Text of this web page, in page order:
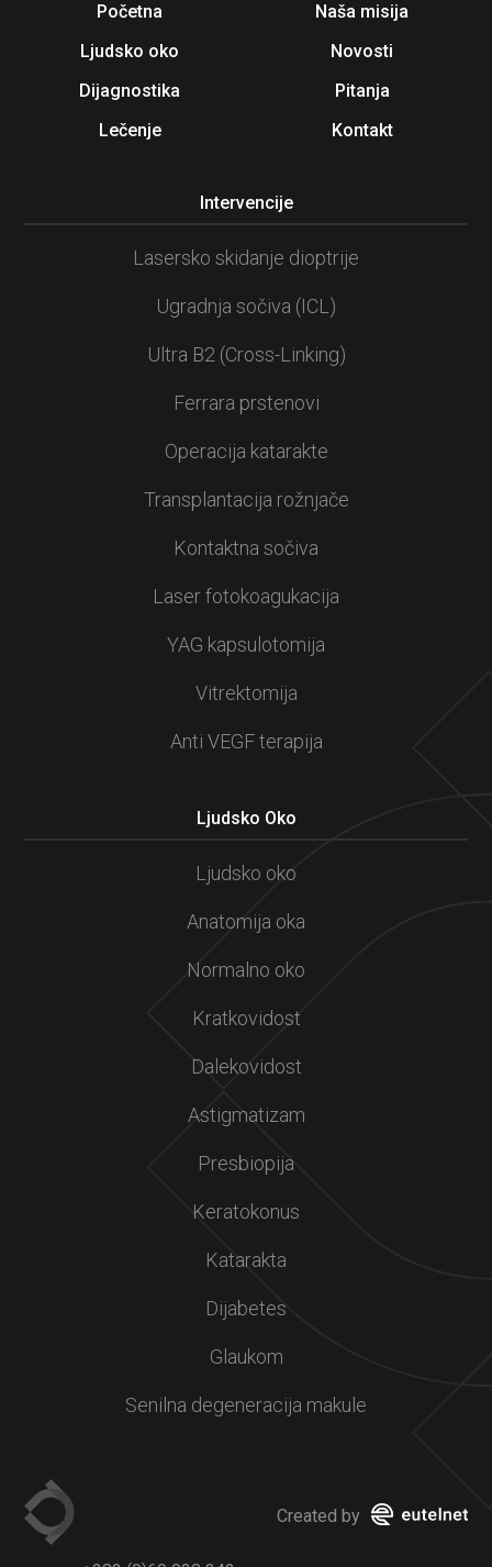
Početna
Ljudsko oko
Dijagnostika
Lečenje
Naša misija
Novosti
Pitanja
Kontakt
Intervencije
Lasersko skidanje dioptrije
Ugradnja sočiva (ICL)
Ultra B2 (Cross-Linking)
Ferrara prstenovi
Operacija katarakte
Transplantacija rožnjače
Kontaktna sočiva
Laser fotokoagukacija
YAG kapsulotomija
Vitrektomija
Anti VEGF terapija
Ljudsko Oko
Ljudsko oko
Anatomija oka
Normalno oko
Kratkovidost
Dalekovidost
Astigmatizam
Presbiopija
Keratokonus
Katarakta
Dijabetes
Glaukom
Senilna degeneracija makule
Created by